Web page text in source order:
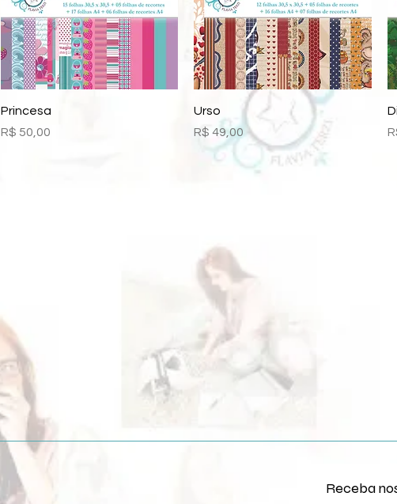
Visualização rápida
Princesa
Preço
R$ 50,00
Visualização rápida
Urso
Preço
R$ 49,00
Receba